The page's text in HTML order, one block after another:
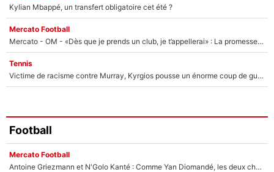
Kylian Mbappé, un transfert obligatoire cet été ?
Mercato Football
Mercato - OM - «Dès que je prends un club, je t’appellerai» : La promesse de Marcelino au moment de claquer la porte
Tennis
Victime de racisme contre Murray, Kyrgios pousse un énorme coup de gueule !
Football
Mercato Football
Antoine Griezmann et N'Golo Kanté : Comme Yan Diomandé, les deux champions du monde ont refusé de signer au PSG !